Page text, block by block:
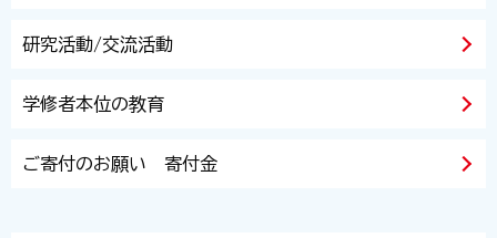
研究活動/交流活動
学修者本位の教育
ご寄付のお願い 寄付金